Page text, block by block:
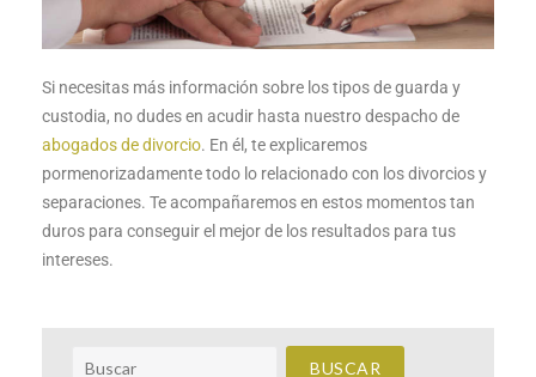
Si necesitas más información sobre los tipos de guarda y
custodia, no dudes en acudir hasta nuestro despacho de
abogados de divorcio. En él, te explicaremos
pormenorizadamente todo lo relacionado con los divorcios y
separaciones. Te acompañaremos en estos momentos tan
duros para conseguir el mejor de los resultados para tus
intereses.